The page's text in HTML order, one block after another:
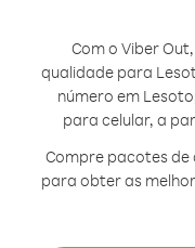
Com o Viber
qualidade para
número em
para celular, a
Compre pacotes
para obter as